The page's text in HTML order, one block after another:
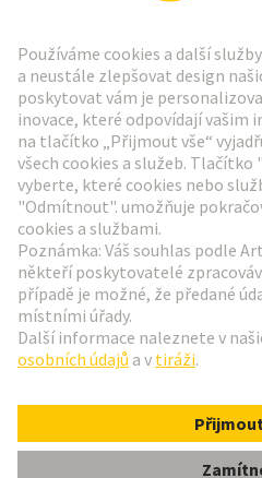
Přejít na registraci
Social Media
Česká republika
© Technologická skupina HARTING